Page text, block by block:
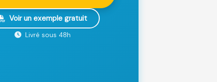
Voir un exemple gratuit
Livré sous 48h